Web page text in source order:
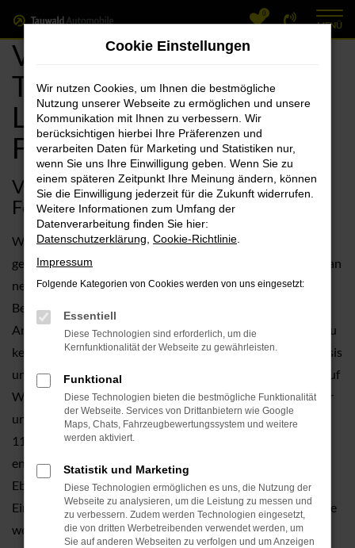
Zum
Hauptinhalt
springen
0
MENÜ
VW Forchheim, VW
Touran Angebote mit
Lieferservice nach
Forchheim
VW Touran – die sehr gute Wahl für
Forchheim
Wenn wir nach dem perfekten Fahrzeug für Forchheim
gefragt werden, kann gut sein, dass wir Ihnen den VW Touran
nennen. Davor steht jedoch ein ausführliches
Beratungsgespräch, denn natürlich müssen wir Ihre
Anforderungen an Mobilität in Forchheim erst einmal genau
kennen lernen. Im nächsten Schritt unterbreiten wir auf Basis
unserer Erfahrung verschiedene Angebote und lassen Sie auf
Wunsch gerne auch in einen VW Touran einsteigen. Was für
unser Unternehmen spricht, ist die Tradition. Seit mehr als
110 Jahren existiert Tauwald Automobile bereits und
entsprechend kompetent führen wir Beratungen durch.
Ebenfalls profitieren Sie von unseren erstklassigen
Einkaufskonditionen und Preisvorteilen, die wir gerne an Sie
weiterreichen.
Cookie Einstellungen
Wir nutzen Cookies, um Ihnen die bestmögliche
Nutzung unserer Webseite zu ermöglichen und unsere
Kommunikation mit Ihnen zu verbessern. Wir
berücksichtigen hierbei Ihre Präferenzen und
verarbeiten Daten für Marketing und Statistiken nur,
wenn Sie uns Ihre Einwilligung geben. Wenn Sie zu
einem späteren Zeitpunkt Ihre Meinung ändern, können
Sie die Einwilligung jederzeit für die Zukunft widerrufen.
Weitere Informationen zum Umfang der
Datenverarbeitung finden Sie hier:
Datenschutzerklärung Cookie-Richtlinie
Impressum
Folgende Kategorien von Cookies werden von uns eingesetzt:
Essentiell
Diese Technologien sind erforderlich, um die
Kernfunktionalität der Webseite zu gewährleisten.
Funktional
Diese Technologien bieten die bestmögliche Funktionalität
der Webseite. Services von Drittanbietern wie Google
Maps, Chats, Fahrzeugbewertungssystem und weitere
werden aktiviert.
Statistik und Marketing
Diese Technologien ermöglichen es uns, die Nutzung der
Webseite zu analysieren, um die Leistung zu messen und
zu verbessern. Zudem werden Technologien eingesetzt,
die von dritten Werbetreibenden verwendet werden, um
Sie auf anderen Webseiten zu verfolgen und um Anzeigen